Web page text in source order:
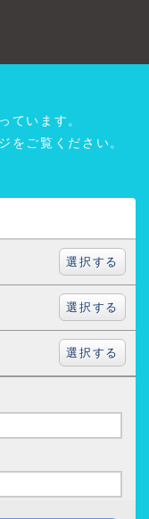
ています。
をご覧ください。
選択する
選択する
選択する